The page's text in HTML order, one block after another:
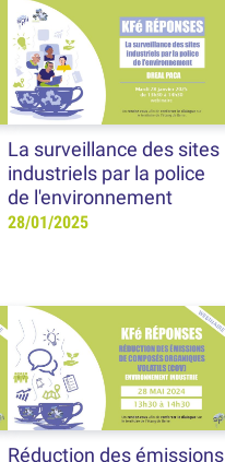
La surveillance des sites
industriels par la police
de l'environnement
28/01/2025
Réduction des émissions